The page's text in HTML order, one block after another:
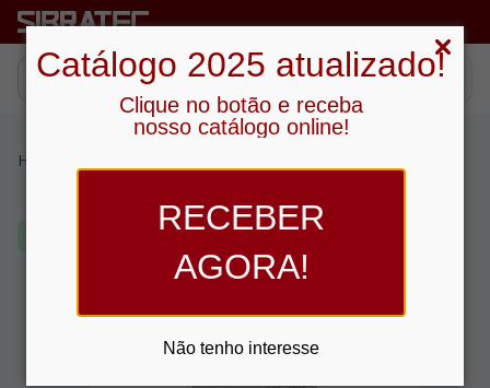
Catálogo 2025 atualizado!
Clique no botão e receba
nosso catálogo online!
RECEBER
AGORA!
Não tenho interesse
Home